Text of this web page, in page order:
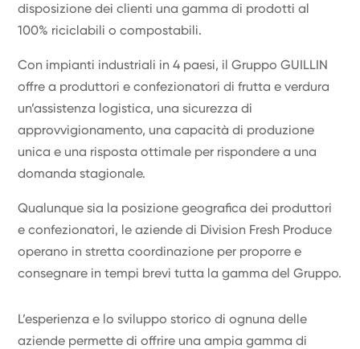
disposizione dei clienti una gamma di prodotti al
100% riciclabili o compostabili.
Con impianti industriali in 4 paesi, il Gruppo GUILLIN
offre a produttori e confezionatori di frutta e verdura
un’assistenza logistica, una sicurezza di
approvvigionamento, una capacità di produzione
unica e una risposta ottimale per rispondere a una
domanda stagionale.
Qualunque sia la posizione geografica dei produttori
e confezionatori, le aziende di Division Fresh Produce
operano in stretta coordinazione per proporre e
consegnare in tempi brevi tutta la gamma del Gruppo.
L’esperienza e lo sviluppo storico di ognuna delle
aziende permette di offrire una ampia gamma di